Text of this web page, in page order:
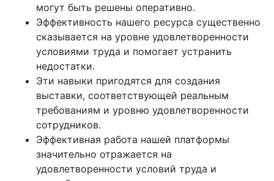
могут быть решены оперативно.
Эффективность нашего ресурса существенно
сказывается на уровне удовлетворенности
условиями труда и помогает устранить
недостатки.
Эти навыки пригодятся для создания
выставки, соответствующей реальным
требованиям и уровню удовлетворенности
сотрудников.
Эффективная работа нашей платформы
значительно отражается на
удовлетворенности условий труда и